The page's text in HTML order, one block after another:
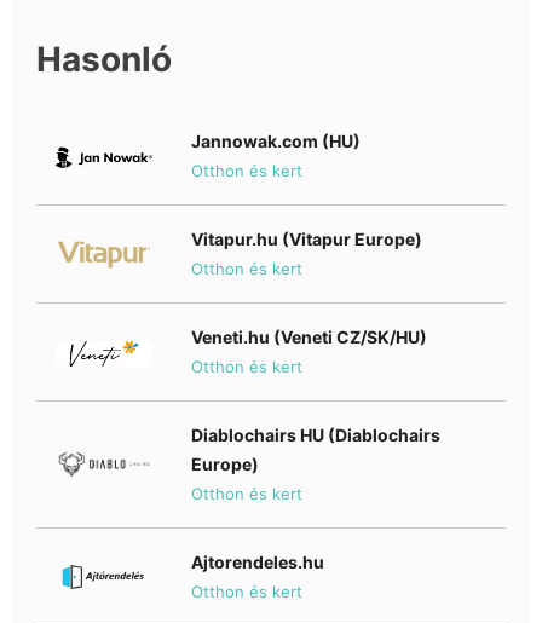
Hasonló
Jannowak.com (HU)
Otthon és kert
Vitapur.hu (Vitapur Europe)
Otthon és kert
Veneti.hu (Veneti CZ/SK/HU)
Otthon és kert
Diablochairs HU (Diablochairs
Europe)
Otthon és kert
Ajtorendeles.hu
Otthon és kert